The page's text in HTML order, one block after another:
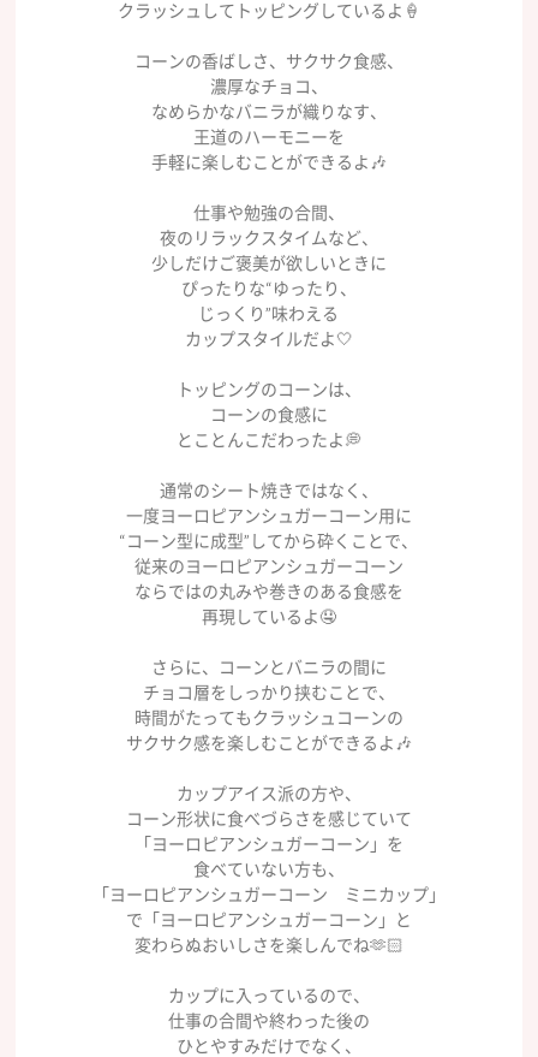
クラッシュしてトッピングしているよ🍦
コーンの香ばしさ、サクサク食感、
濃厚なチョコ、
なめらかなバニラが織りなす、
王道のハーモニーを
手軽に楽しむことができるよ🎶
仕事や勉強の合間、
夜のリラックスタイムなど、
少しだけご褒美が欲しいときに
ぴったりな“ゆったり、
じっくり”味わえる
カップスタイルだよ🤍
トッピングのコーンは、
コーンの食感に
とことんこだわったよ💭
通常のシート焼きではなく、
一度ヨーロピアンシュガーコーン用に
“コーン型に成型”してから砕くことで、
従来のヨーロピアンシュガーコーン
ならではの丸みや巻きのある食感を
再現しているよ🤤
さらに、コーンとバニラの間に
チョコ層をしっかり挟むことで、
時間がたってもクラッシュコーンの
サクサク感を楽しむことができるよ🎶
カップアイス派の方や、
コーン形状に食べづらさを感じていて
「ヨーロピアンシュガーコーン」を
食べていない方も、
「ヨーロピアンシュガーコーン ミニカップ」
で「ヨーロピアンシュガーコーン」と
変わらぬおいしさを楽しんでね🫶🏻
カップに入っているので、
仕事の合間や終わった後の
ひとやすみだけでなく、